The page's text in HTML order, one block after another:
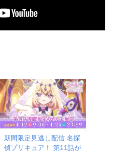
期間限定見逃し配信 名探
偵プリキュア！ 第11話が